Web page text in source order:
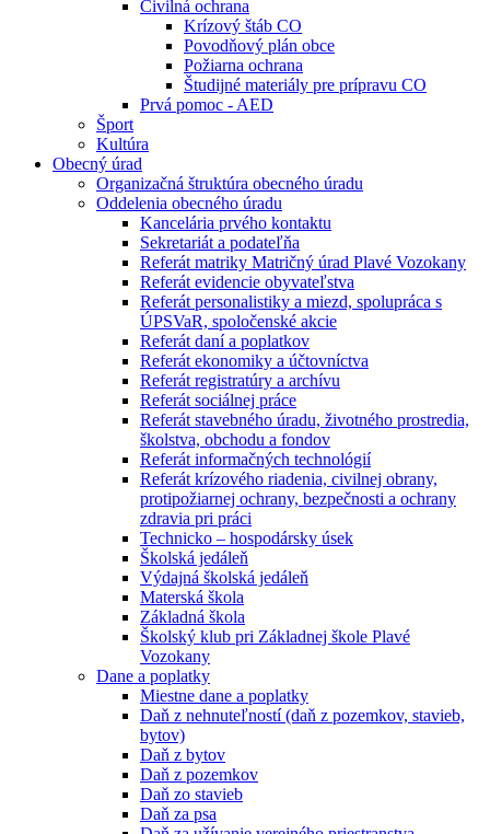
Civilná ochrana
Krízový štáb CO
Povodňový plán obce
Požiarna ochrana
Študijné materiály pre prípravu CO
Prvá pomoc - AED
Šport
Kultúra
Obecný úrad
Organizačná štruktúra obecného úradu
Oddelenia obecného úradu
Kancelária prvého kontaktu
Sekretariát a podateľňa
Referát matriky Matričný úrad Plavé Vozokany
Referát evidencie obyvateľstva
Referát personalistiky a miezd, spolupráca s
ÚPSVaR, spoločenské akcie
Referát daní a poplatkov
Referát ekonomiky a účtovníctva
Referát registratúry a archívu
Referát sociálnej práce
Referát stavebného úradu, životného prostredia,
školstva, obchodu a fondov
Referát informačných technológií
Referát krízového riadenia, civilnej obrany,
protipožiarnej ochrany, bezpečnosti a ochrany
zdravia pri práci
Technicko – hospodársky úsek
Školská jedáleň
Výdajná školská jedáleň
Materská škola
Základná škola
Školský klub pri Základnej škole Plavé
Vozokany
Dane a poplatky
Miestne dane a poplatky
Daň z nehnuteľností (daň z pozemkov, stavieb,
bytov)
Daň z bytov
Daň z pozemkov
Daň zo stavieb
Daň za psa